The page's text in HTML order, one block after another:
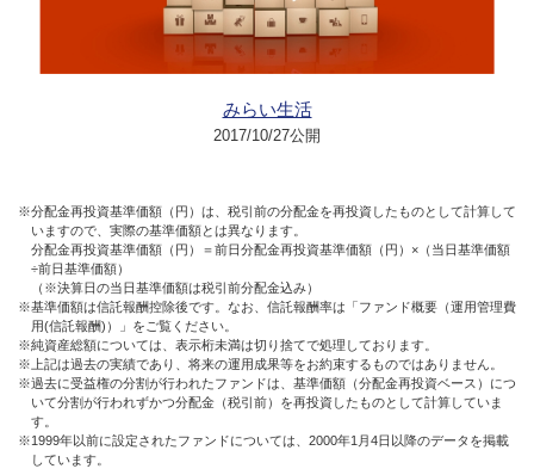
みらい生活
2017/10/27公開
※分配金再投資基準価額（円）は、税引前の分配金を再投資したものとして計算して
いますので、実際の基準価額とは異なります。
分配金再投資基準価額（円）＝前日分配金再投資基準価額（円）×（当日基準価額
÷前日基準価額）
（※決算日の当日基準価額は税引前分配金込み）
※基準価額は信託報酬控除後です。なお、信託報酬率は「ファンド概要（運用管理費
用(信託報酬)）」をご覧ください。
※純資産総額については、表示桁未満は切り捨てで処理しております。
※上記は過去の実績であり、将来の運用成果等をお約束するものではありません。
※過去に受益権の分割が行われたファンドは、基準価額（分配金再投資ベース）につ
いて分割が行われずかつ分配金（税引前）を再投資したものとして計算していま
す。
※1999年以前に設定されたファンドについては、2000年1月4日以降のデータを掲載
しています。